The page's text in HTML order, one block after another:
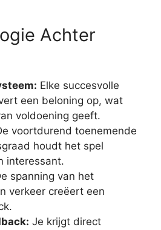
Achter
Elke succesvolle
een beloning op, wat
voldoening geeft.
voortdurend toenemende
houdt het spel
interessant.
spanning van het
verkeer creëert een
Je krijgt direct